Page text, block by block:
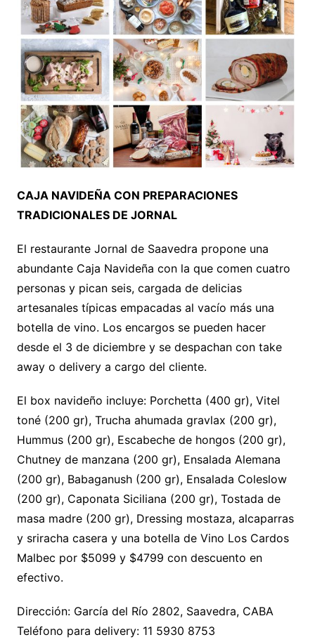
CAJA NAVIDEÑA CON PREPARACIONES
TRADICIONALES DE JORNAL
El restaurante Jornal de Saavedra propone una
abundante Caja Navideña con la que comen cuatro
personas y pican seis, cargada de delicias
artesanales típicas empacadas al vacío más una
botella de vino. Los encargos se pueden hacer
desde el 3 de diciembre y se despachan con take
away o delivery a cargo del cliente.
El box navideño incluye: Porchetta (400 gr), Vitel
toné (200 gr), Trucha ahumada gravlax (200 gr),
Hummus (200 gr), Escabeche de hongos (200 gr),
Chutney de manzana (200 gr), Ensalada Alemana
(200 gr), Babaganush (200 gr), Ensalada Coleslow
(200 gr), Caponata Siciliana (200 gr), Tostada de
masa madre (200 gr), Dressing mostaza, alcaparras
y sriracha casera y una botella de Vino Los Cardos
Malbec por $5099 y $4799 con descuento en
efectivo.
Dirección: García del Río 2802, Saavedra, CABA
Teléfono para delivery: 11 5930 8753